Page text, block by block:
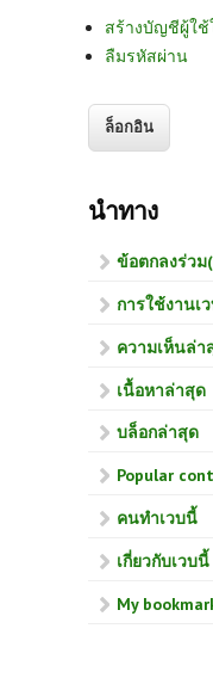
สร้างบัญชีผู้ใช้
ลืมรหัสผ่าน
นำทาง
ข้อตกลงร่ว
การใช้งานเ
ความเห็นล่า
เนื้อหาล่าสุด
บล็อกล่าสุด
Popular
คนทำเวบนี้
เกี่ยวกับเวบนี้
My